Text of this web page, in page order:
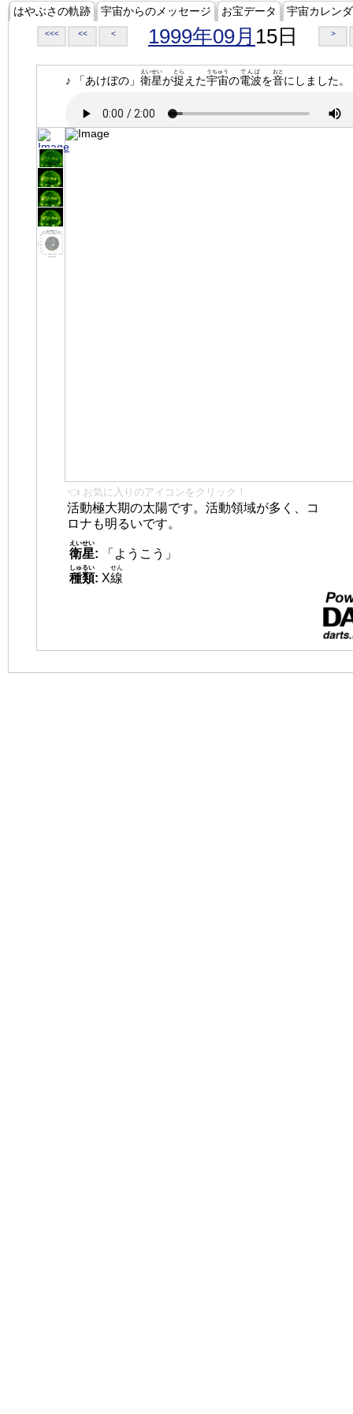
はやぶさの軌跡 宇宙からのメッセージ お宝データ 宇宙カレン
<<< << < 1999年09月 15日 >
♪ 「あけぼの」 衛星
えいせい
が捉
とら
えた宇宙
うちゅう
の電波
でんぱ
を音
おと
にしました。
👈 お気に入りのアイコンをクリック！
活動極大期の太陽です。活動領域が多く、コ
ロナも明るいです。
衛星
えいせい
:
「ようこう」
種類
しゅるい
: X線
せん